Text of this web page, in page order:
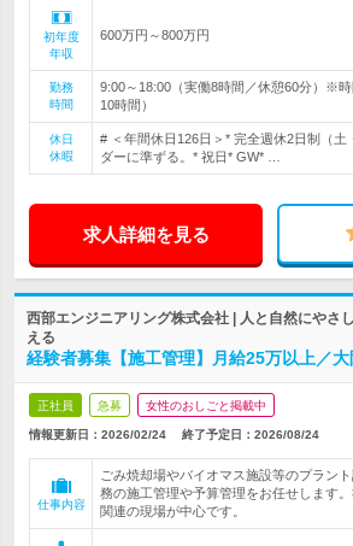
初年度
年収
600万円～800万円
勤務
時間
9:00～18:00（実働8時間／休憩60分）※
10時間）
休日
休暇
# ＜年間休日126日＞* 完全週休2日制（土
ダーに準ずる。* 祝日* GW* …
求人詳細を見る
西部エンジニアリング株式会社 | 人と自然にやさ
える
経験者募集【施工管理】月給25万以上／
正社員 急募 女性のおしごと掲載中
情報更新日：2026/02/24 終了予定日： 2026/08/24
仕事内容
ごみ焼却場やバイオマス施設等のプラン
務の施工管理や予算管理をお任せします
関連の現場が中心です。